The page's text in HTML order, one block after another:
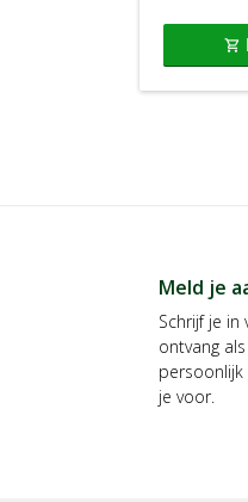
shopping_cart
Meld je
Schrijf je
ontvang
persoonlijk
je voor.